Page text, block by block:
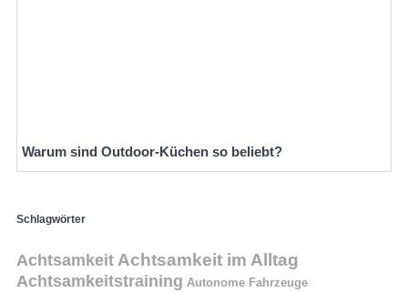
Warum sind Outdoor-Küchen so beliebt?
Schlagwörter
Achtsamkeit Achtsamkeit im Alltag
Achtsamkeitstraining Autonome Fahrzeuge